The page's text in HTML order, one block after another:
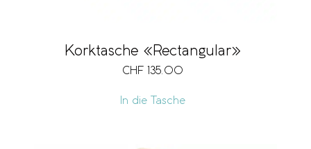
Korktasche «Rectangular»
CHF 135.00
In die Tasche